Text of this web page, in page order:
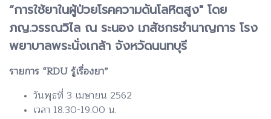
“การใช้ยาในผู้ป่วยโรคความดันโลหิตสูง" โดย
ภญ.วรรณวิไล ณ ระนอง เภสัชกรชำนาญการ โรง
พยาบาลพระนั่งเกล้า จังหวัดนนทบุรี
รายการ “RDU รู้เรื่องยา”
วันพุธที่ 3 เมษายน 2562
เวลา 18.30-19.00 น.